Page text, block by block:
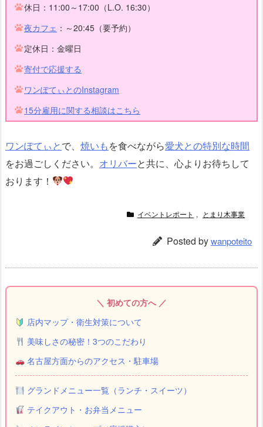
休日：11:00～17:00（L.O. 16:30）
夜カフェ ：～20:45（要予約）
定休日：金曜日
寄付で応援する
ワンぽてぃとのInstagram
15分雇用に関する相談はこちら
ワンぽてぃとで、 焼いもを食べながら愛犬との特別な時間
をお過ごしください。 オリバーと共に、心よりお待ちして
おります！
イベントレポート , とまり木事業
Posted bywanpoteito
＼ 初めての方へ ／
店内マップ・衛生対策について
美味しさの秘密！3つのこだわり
名古屋方面からのアクセス・駐車場
グランドメニュー一覧（ランチ・スイーツ）
テイクアウト・お弁当メニュー